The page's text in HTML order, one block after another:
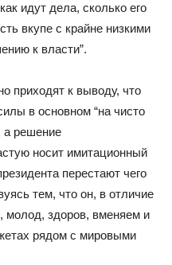
идут дела, сколько его
вкупе с крайне низкими
к власти”.
приходят к выводу, что
в основном “на чисто
а решение
носит имитационный
перестают чего
тем, что он, в отличие
молод, здоров, вменяем и
рядом с мировыми